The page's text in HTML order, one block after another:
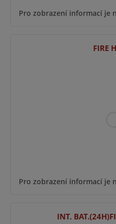
Pro zobrazení informací je
FIRE
Pro zobrazení informací je
INT.